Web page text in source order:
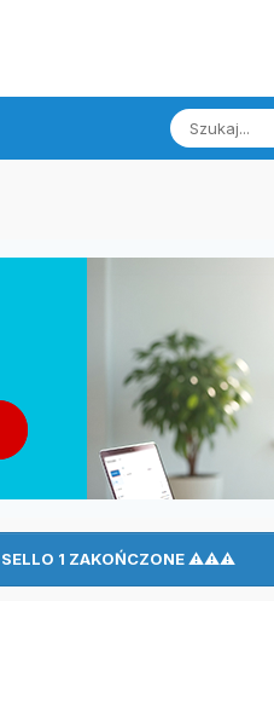
1 ZAKOŃCZONE ⚠⚠⚠